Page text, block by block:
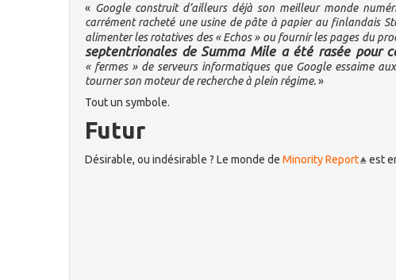
« Google construit d’ailleurs déjà son meilleur monde
carrément racheté une usine de pâte à papier au finlandais
alimenter les rotatives des « Echos » ou fournir les pages du
septentrionales de Summa Mile a été rasée pour
« fermes » de serveurs informatiques que Google essaime
tourner son moteur de recherche à plein régime.»
Tout un symbole.
Futur
Désirable, ou indésirable ? Le monde de Minority Report est